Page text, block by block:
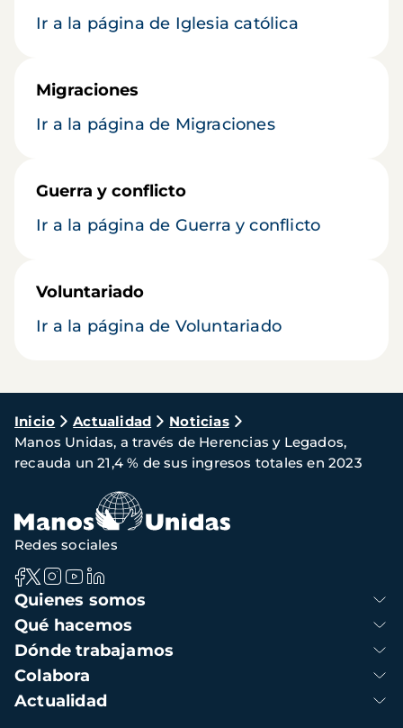
Ir a la página de Iglesia católica
Migraciones
Ir a la página de Migraciones
Guerra y conflicto
Ir a la página de Guerra y conflicto
Voluntariado
Ir a la página de Voluntariado
Ruta
de
navegación
Inicio Actualidad
Noticias
Manos Unidas, a través de Herencias y Legados,
recauda un 21,4 % de sus ingresos totales en 2023
Navegación
principal
Quienes somos
Qué hacemos
Dónde trabajamos
Colabora
Actualidad
Redes sociales